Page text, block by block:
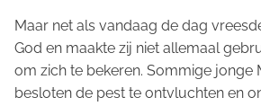
Maar net als vandaag de dag
God en maakte zij niet allemaal
om zich te bekeren. Sommige jonge
besloten de pest te ontvluchten en